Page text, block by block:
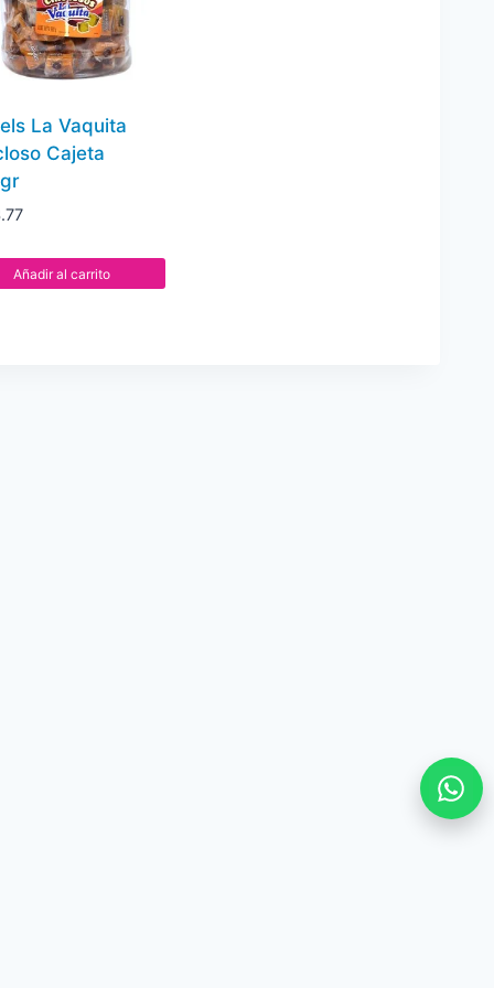
pz
cantidad
La Vaquita
Cajeta
Añadir al carrito